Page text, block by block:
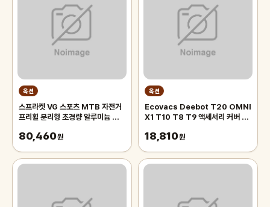
옥션
스프라켓 VG 스포츠 MTB 자전거
프리휠 분리형 초경량 알루미늄 카세
단
80,460원
옥션
Ecovacs Deebot T20 OMNI
X1 T10 T8 T9 액세서리 커버 소
인 진공 로봇
18,810원